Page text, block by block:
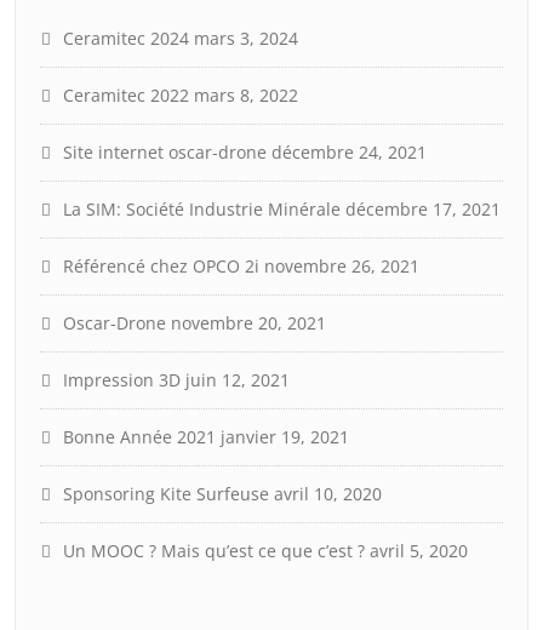
Ceramitec 2024 mars 3, 2024
Ceramitec 2022 mars 8, 2022
Site internet oscar-drone décembre 24, 2021
La SIM: Société Industrie Minérale décembre 17, 2021
Référencé chez OPCO 2i novembre 26, 2021
Oscar-Drone novembre 20, 2021
Impression 3D juin 12, 2021
Bonne Année 2021 janvier 19, 2021
Sponsoring Kite Surfeuse avril 10, 2020
Un MOOC ? Mais qu’est ce que c’est ? avril 5, 2020